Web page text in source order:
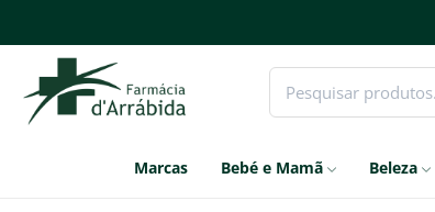
Marcas Bebé e Mamã Beleza